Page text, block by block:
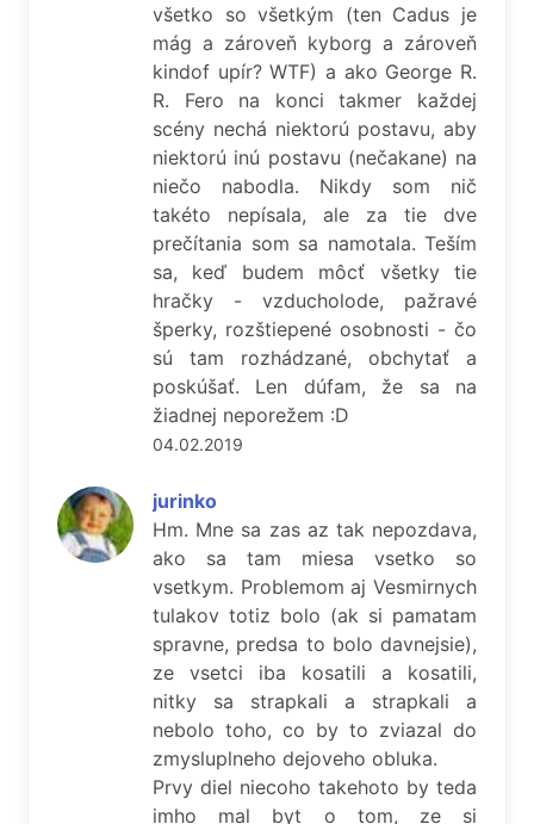
všetko so všetkým (ten Cadus je
mág a zároveň kyborg a zároveň
kindof upír? WTF) a ako George R.
R. Fero na konci takmer každej
scény nechá niektorú postavu, aby
niektorú inú postavu (nečakane) na
niečo nabodla. Nikdy som nič
takéto nepísala, ale za tie dve
prečítania som sa namotala. Teším
sa, keď budem môcť všetky tie
hračky - vzducholode, pažravé
šperky, rozštiepené osobnosti - čo
sú tam rozhádzané, obchytať a
poskúšať. Len dúfam, že sa na
žiadnej neporežem :D
04.02.2019
jurinko
Hm. Mne sa zas az tak nepozdava,
ako sa tam miesa vsetko so
vsetkym. Problemom aj Vesmirnych
tulakov totiz bolo (ak si pamatam
spravne, predsa to bolo davnejsie),
ze vsetci iba kosatili a kosatili,
nitky sa strapkali a strapkali a
nebolo toho, co by to zviazal do
zmysluplneho dejoveho obluka.
Prvy diel niecoho takehoto by teda
imho mal byt o tom, ze si